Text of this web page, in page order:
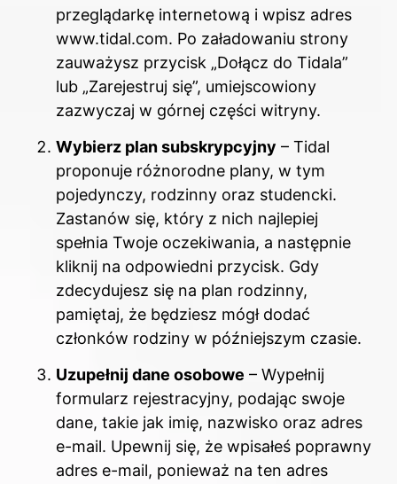
przeglądarkę internetową i wpisz adres
www.tidal.com. Po załadowaniu strony
zauważysz przycisk „Dołącz do Tidala”
lub „Zarejestruj się”, umiejscowiony
zazwyczaj w górnej części witryny.
Wybierz plan subskrypcyjny – Tidal
proponuje różnorodne plany, w tym
pojedynczy, rodzinny oraz studencki.
Zastanów się, który z nich najlepiej
spełnia Twoje oczekiwania, a następnie
kliknij na odpowiedni przycisk. Gdy
zdecydujesz się na plan rodzinny,
pamiętaj, że będziesz mógł dodać
członków rodziny w późniejszym czasie.
Uzupełnij dane osobowe – Wypełnij
formularz rejestracyjny, podając swoje
dane, takie jak imię, nazwisko oraz adres
e-mail. Upewnij się, że wpisałeś poprawny
adres e-mail, ponieważ na ten adres